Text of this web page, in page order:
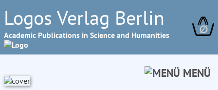
Logos Verlag Berlin
Academic Publications in Science and Humanities ∅
MENÜ